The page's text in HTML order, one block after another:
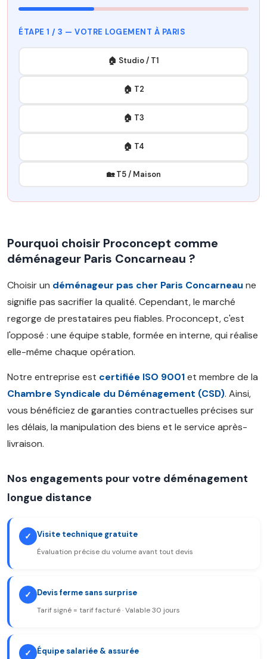
ÉTAPE 1 / 3 — VOTRE LOGEMENT À PARIS
🏠 Studio / T1
🏠 T2
🏠 T3
🏠 T4
🏡 T5 / Maison
Pourquoi choisir Proconcept comme
déménageur Paris Concarneau ?
Choisir un déménageur pas cher Paris Concarneau ne
signifie pas sacrifier la qualité. Cependant, le marché
regorge de prestataires peu fiables. Proconcept, c'est
l'opposé : une équipe stable, formée en interne, qui réalise
elle-même chaque opération.
Notre entreprise est certifiée ISO 9001et membre de la
Chambre Syndicale du Déménagement (CSD). Ainsi,
vous bénéficiez de garanties contractuelles précises sur
les délais, la manipulation des biens et le service après-
livraison.
Nos engagements pour votre déménagement
longue distance
✓ Visite technique gratuite
Évaluation précise du volume avant tout devis
✓ Devis ferme sans surprise
Tarif signé = tarif facturé · Valable 30 jours
✓ Équipe salariée & assurée